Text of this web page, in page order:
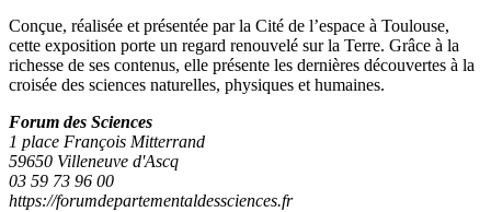
Conçue, réalisée et présentée par la Cité de l’espace à Toulouse,
cette exposition porte un regard renouvelé sur la Terre. Grâce à la
richesse de ses contenus, elle présente les dernières découvertes à la
croisée des sciences naturelles, physiques et humaines.
Forum des Sciences
1 place François Mitterrand
59650 Villeneuve d'Ascq
03 59 73 96 00
https://forumdepartementaldessciences.fr